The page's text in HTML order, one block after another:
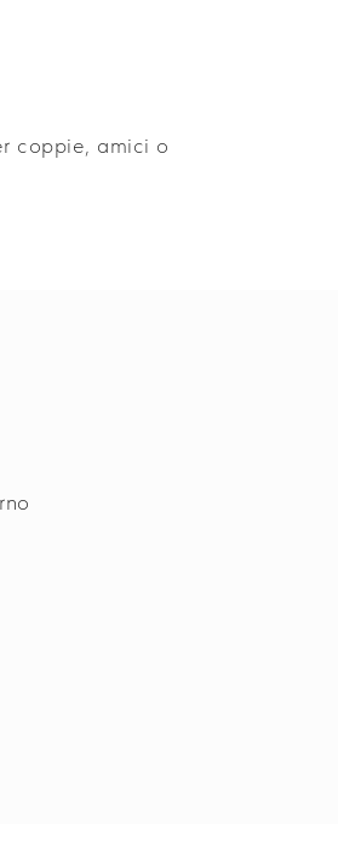
coppie, amici o